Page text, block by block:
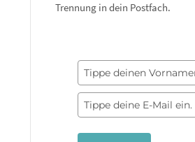
Trennung in dein Postfach.